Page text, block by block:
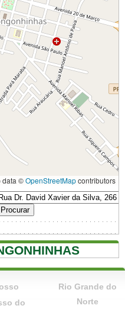
data ©OpenStreetMapcontributors
do
Rio Grande do
Norte